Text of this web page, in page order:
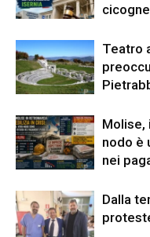
Teatro
Molise,
nodo è
nei
Dalla